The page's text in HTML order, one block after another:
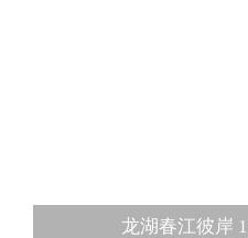
龙湖春江彼岸